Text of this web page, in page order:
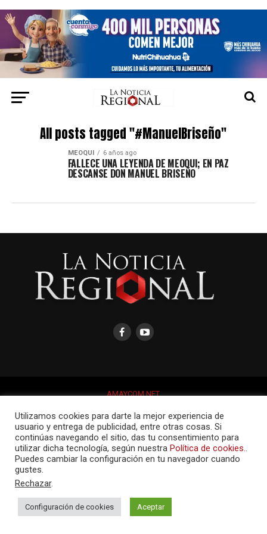
All posts tagged "#ManuelBriseño"
MEOQUI 6 años ago
FALLECE UNA LEYENDA DE MEOQUI; EN PAZ
DESCANSE DON MANUEL BRISEÑO
AMAYCOM.NET
Utilizamos cookies para darte la mejor experiencia de
usuario y entrega de publicidad, entre otras cosas. Si
continúas navegando el sitio, das tu consentimiento para
utilizar dicha tecnología, según nuestra Política de cookies..
Puedes cambiar la configuración en tu navegador cuando
gustes.
Rechazar.
Configuración de cookies Aceptar